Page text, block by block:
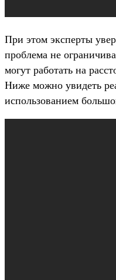
При этом эксперты
проблема не
могут работать на
Ниже можно увидеть
использованием